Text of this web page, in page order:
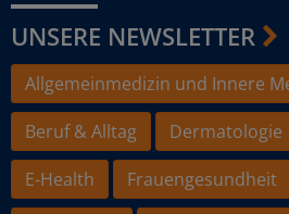
UNSERE NEWSLETTER
Allgemeinmedizin und Innere
Beruf & Alltag
Dermatologie
E-Health
Frauengesundheit